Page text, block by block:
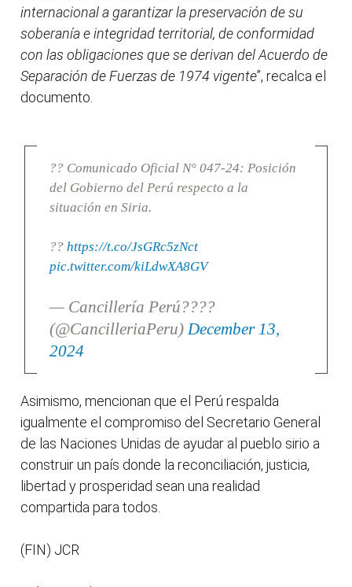
internacional a garantizar la preservación de su
soberanía e integridad territorial, de conformidad
con las obligaciones que se derivan del Acuerdo de
Separación de Fuerzas de 1974 vigente”, recalca el
documento.
?? Comunicado Oficial N° 047-24: Posición
del Gobierno del Perú respecto a la
situación en Siria.
?? https://t.co/JsGRc5zNct
pic.twitter.com/kiLdwXA8GV
— Cancillería Perú????
(@CancilleriaPeru) December 13,
2024
Asimismo, mencionan que el Perú respalda
igualmente el compromiso del Secretario General
de las Naciones Unidas de ayudar al pueblo sirio a
construir un país donde la reconciliación, justicia,
libertad y prosperidad sean una realidad
compartida para todos.
(FIN) JCR